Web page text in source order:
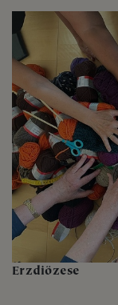
Erzdiözese